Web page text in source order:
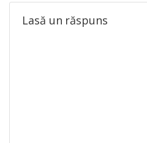
Lasă un răspuns